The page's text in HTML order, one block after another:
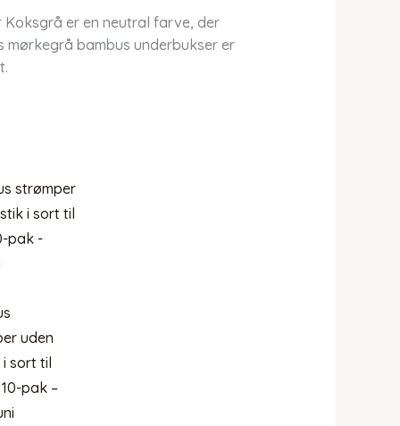
er en neutral farve, der
bambus underbukser er
uden
sort til
pak –